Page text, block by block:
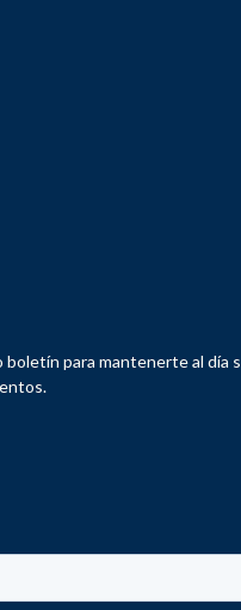
para mantenerte al día